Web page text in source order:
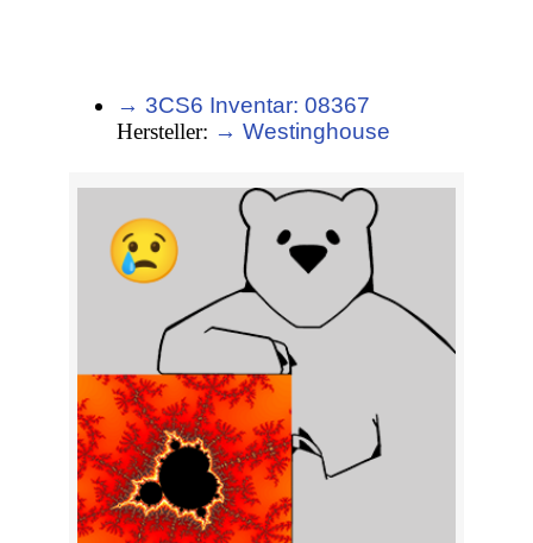
→ 3CS6 Inventar: 08367
Hersteller: → Westinghouse